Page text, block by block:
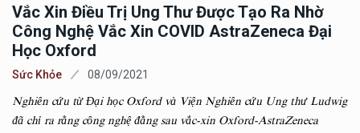
Vắc Xin Điều Trị Ung Thư Được Tạo Ra Nhờ
Công Nghệ Vắc Xin COVID AstraZeneca Đại
Học Oxford
Sức Khỏe 08/09/2021
Nghiên cứu từ Đại học Oxford và Viện Nghiên cứu Ung thư Ludwig
đã chỉ ra rằng công nghệ đằng sau vắc-xin Oxford-AstraZeneca